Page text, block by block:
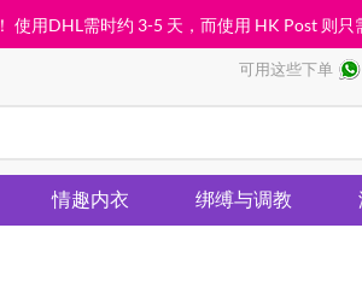
使用DHL需时约 3-5 天，而使用 HK Post 则只
可用这些下单
情趣内衣 绑缚与调教